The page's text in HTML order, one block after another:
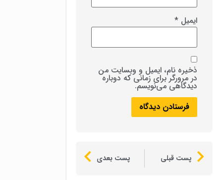
ایمیل *
ذخیره نام، ایمیل و وبسایت من
در مرورگر برای زمانی که دوباره
دیدگاهی می‌نویسم.
پست قبلی پست بعدی